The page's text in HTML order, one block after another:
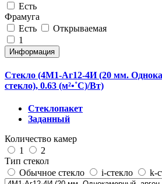
Есть
Фрамуга
Есть
Открываемая
1
Информация
Стекло (4М1-Аг12-4И (20 мм.
стекло), 0.63 (м²•˚С)/Вт)
Стеклопакет
Заданный
Количество камер
1
2
Тип стекол
Обычное стекло
i-стекло k-